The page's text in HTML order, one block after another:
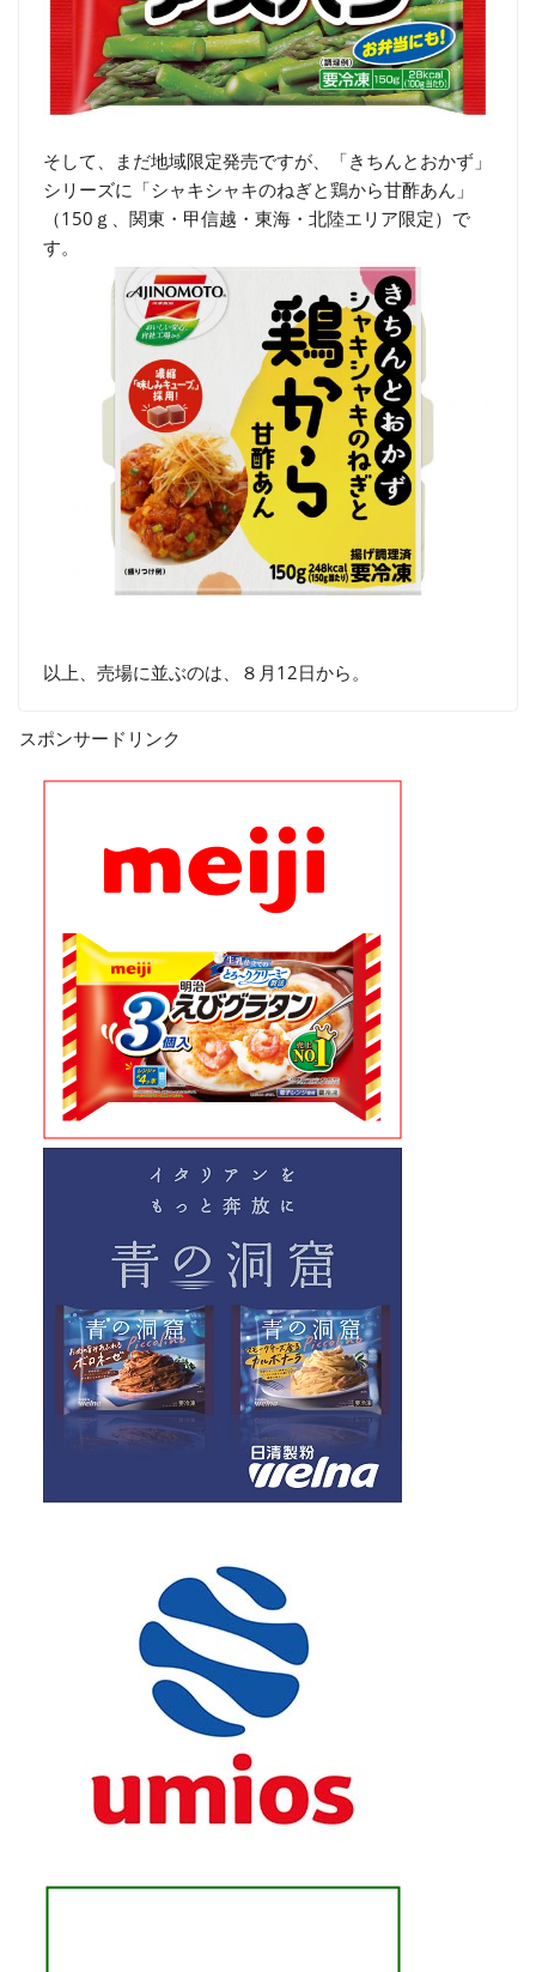
そして、まだ地域限定発売ですが、「きちんとおかず」
シリーズに「シャキシャキのねぎと鶏から甘酢あん」
（150ｇ、関東・甲信越・東海・北陸エリア限定）で
す。
以上、売場に並ぶのは、８月12日から。
スポンサードリンク